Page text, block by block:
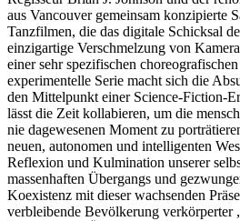
aus Vancouver gemeinsam konzipierte
Tanzfilmen, die das digitale Schicksal
einzigartige Verschmelzung von
einer sehr spezifischen
experimentelle Serie macht sich die
den Mittelpunkt einer Science-Fiction-
lässt die Zeit kollabieren, um die
nie dagewesenen Moment zu
neuen, autonomen und intelligenten
Reflexion und Kulmination unserer
massenhaften Übergangs und
Koexistenz mit dieser wachsenden
verbleibende Bevölkerung verkörperter